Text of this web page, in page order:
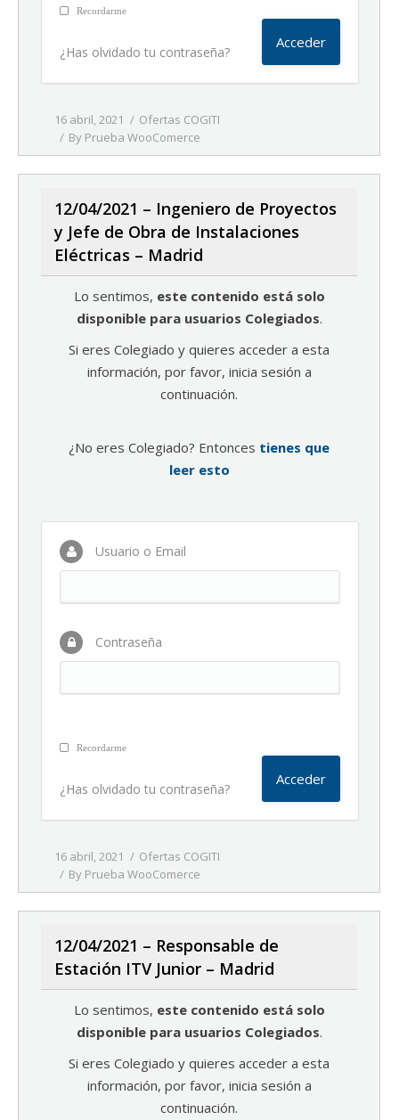
Recordarme
¿Has olvidado tu contraseña?
16 abril, 2021
Ofertas COGITI
By Prueba WooComerce
12/04/2021 – Ingeniero de Proyectos
y Jefe de Obra de Instalaciones
Eléctricas – Madrid
Lo sentimos, este contenido está solo
disponible para usuarios Colegiados.
Si eres Colegiado y quieres acceder a esta
información, por favor, inicia sesión a
continuación.
¿No eres Colegiado? Entonces tienes que
leer esto
Usuario o Email
Contraseña
Recordarme
¿Has olvidado tu contraseña?
16 abril, 2021
Ofertas COGITI
By Prueba WooComerce
12/04/2021 – Responsable de
Estación ITV Junior – Madrid
Lo sentimos, este contenido está solo
disponible para usuarios Colegiados.
Si eres Colegiado y quieres acceder a esta
información, por favor, inicia sesión a
continuación.